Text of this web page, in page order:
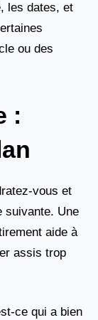
les dates, et
ou des
:
vous et
suivante. Une
aide à
assis trop
ce qui a bien